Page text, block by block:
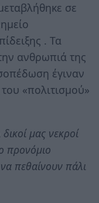
σε
. Τα
ανθρωπιά της
έγιναν
«πολιτισμού»
μας νεκροί
προνόμιο
πεθαίνουν πάλι